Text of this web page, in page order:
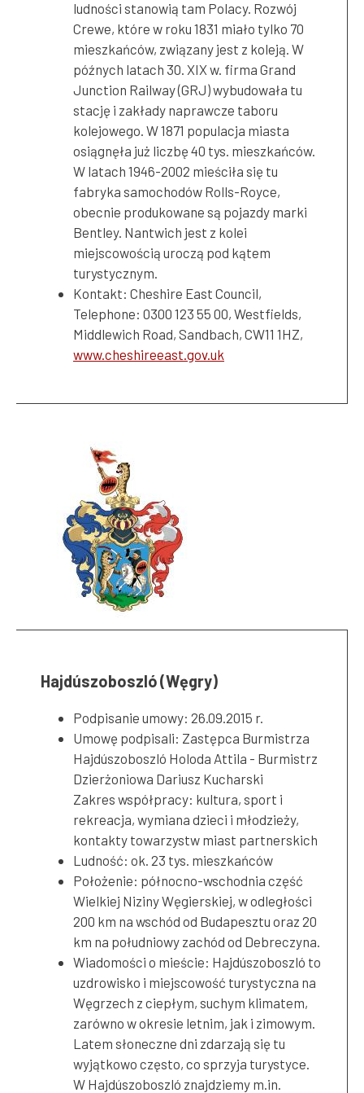
ludności stanowią tam Polacy. Rozwój
Crewe, które w roku 1831 miało tylko 70
mieszkańców, związany jest z koleją. W
późnych latach 30. XIX w. firma Grand
Junction Railway (GRJ) wybudowała tu
stację i zakłady naprawcze taboru
kolejowego. W 1871 populacja miasta
osiągnęła już liczbę 40 tys. mieszkańców.
W latach 1946-2002 mieściła się tu
fabryka samochodów Rolls-Royce,
obecnie produkowane są pojazdy marki
Bentley. Nantwich jest z kolei
miejscowością uroczą pod kątem
turystycznym.
Kontakt: Cheshire East Council,
Telephone: 0300 123 55 00, Westfields,
Middlewich Road, Sandbach, CW11 1HZ,
www.cheshireeast.gov.uk
Hajdúszoboszló (Węgry)
Podpisanie umowy: 26.09.2015 r.
Umowę podpisali: Zastępca Burmistrza
Hajdúszoboszló Holoda Attila - Burmistrz
Dzierżoniowa Dariusz Kucharski
Zakres współpracy: kultura, sport i
rekreacja, wymiana dzieci i młodzieży,
kontakty towarzystw miast partnerskich
Ludność: ok. 23 tys. mieszkańców
Położenie: północno-wschodnia część
Wielkiej Niziny Węgierskiej, w odległości
200 km na wschód od Budapesztu oraz 20
km na południowy zachód od Debreczyna.
Wiadomości o mieście: Hajdúszoboszló to
uzdrowisko i miejscowość turystyczna na
Węgrzech z ciepłym, suchym klimatem,
zarówno w okresie letnim, jak i zimowym.
Latem słoneczne dni zdarzają się tu
wyjątkowo często, co sprzyja turystyce.
W Hajdúszoboszló znajdziemy m.in.